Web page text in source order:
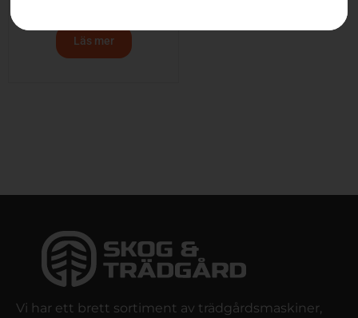
Läs mer
Vi har ett brett sortiment av trädgårdsmaskiner,